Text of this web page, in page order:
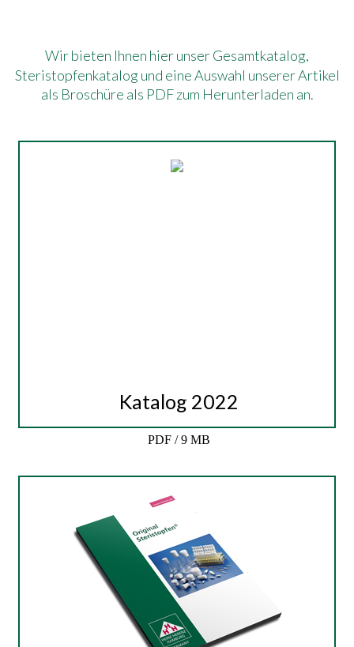
Wir bieten Ihnen hier unser Gesamtkatalog,
Steristopfenkatalog und eine Auswahl unserer Artikel
als Broschüre als PDF zum Herunterladen an.
Katalog 2022
PDF / 9 MB